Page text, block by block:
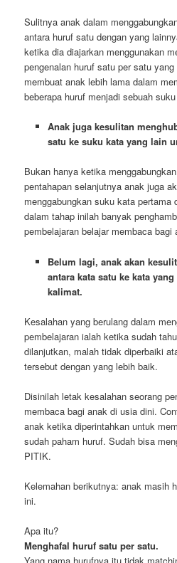
Sulitnya anak dalam
antara huruf satu dengan yang
ketika dia diajarkan menggunakan
pengenalan huruf satu per satu
membuat anak lebih lama dalam
beberapa huruf menjadi sebuah
Anak juga kesulitan
satu ke suku kata yang lain
Bukan hanya ketika
pentahapan selanjutnya anak juga
menggabungkan suku kata pertama
dalam tahap inilah banyak
pembelajaran belajar membaca bagi
Belum lagi, anak akan
antara kata satu ke kata
kalimat.
Kesalahan yang berulang dalam
pembelajaran ialah ketika sudah
dilanjutkan, malah tidak diperbaiki
tersebut dengan yang lebih baik.
Disinilah letak kesalahan seorang
membaca bagi anak di usia dini.
anak ketika diperintahkan untuk
sudah paham huruf. Sudah bisa
PITIK.
Kelemahan berikutnya: anak masih
ini.
Apa itu?
Menghafal huruf satu per satu.